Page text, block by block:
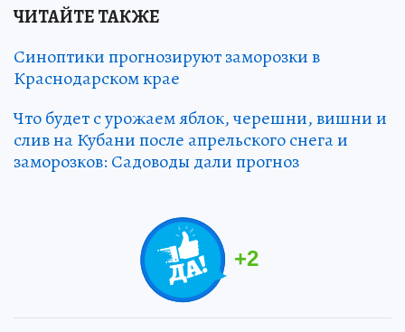
ЧИТАЙТЕ ТАКЖЕ
Синоптики прогнозируют заморозки в
Краснодарском крае
Что будет с урожаем яблок, черешни, вишни и
слив на Кубани после апрельского снега и
заморозков: Садоводы дали прогноз
+2